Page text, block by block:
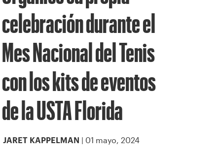
celebración durante el
Mes Nacional del Tenis
con los kits de eventos
de la USTA Florida
JARET KAPPELMAN | 01 mayo, 2024